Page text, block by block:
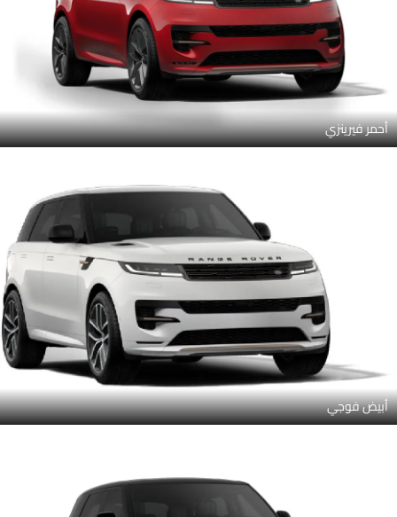
أحمر فيرينزي
أبيض فوجي